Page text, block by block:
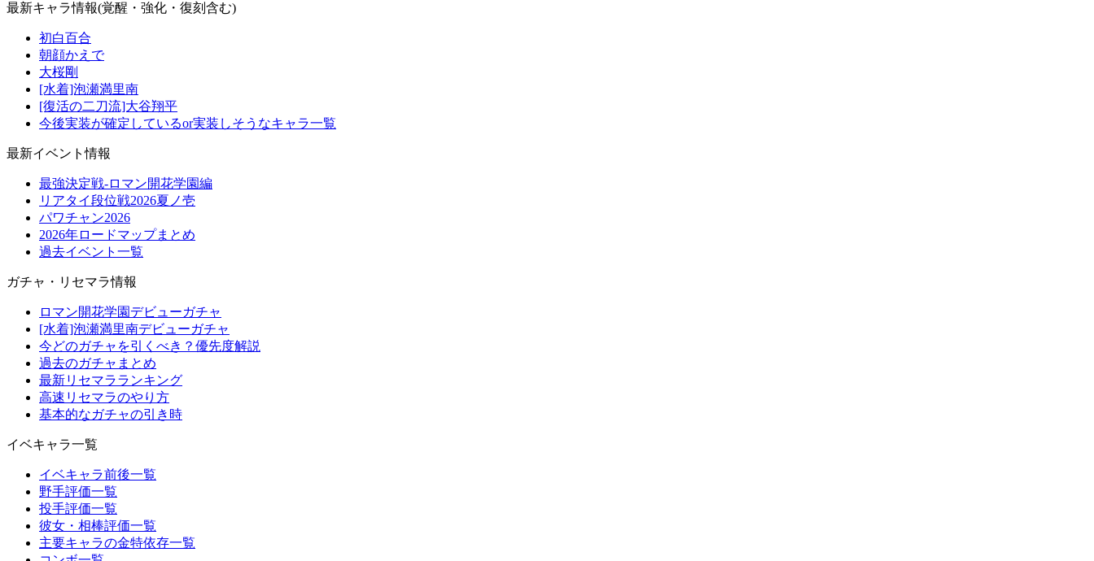
最新キャラ情報(覚醒・強化・復刻含む)
初白百合
朝顔かえで
大桜剛
[水着]泡瀬満里南
[復活の二刀流]大谷翔平
今後実装が確定しているor実装しそうなキャラ一覧
最新イベント情報
最強決定戦-ロマン開花学園編
リアタイ段位戦2026夏ノ壱
パワチャン2026
2026年ロードマップまとめ
過去イベント一覧
ガチャ・リセマラ情報
ロマン開花学園デビューガチャ
[水着]泡瀬満里南デビューガチャ
今どのガチャを引くべき？優先度解説
過去のガチャまとめ
最新リセマラランキング
高速リセマラのやり方
基本的なガチャの引き時
イベキャラ一覧
イベキャラ前後一覧
野手評価一覧
投手評価一覧
彼女・相棒評価一覧
主要キャラの金特依存一覧